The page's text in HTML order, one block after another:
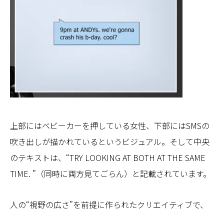
上部にはベビーカーを押している女性、下部にはSMSの
吹き出しが描かれているというビジュアル。そして中央
のテキストは、“TRY LOOKING AT BOTH AT THE SAME
TIME. ”（同時に両方見てごらん）と記載されています。
人の“視野の広さ”を前提に作られたクリエイティブで、